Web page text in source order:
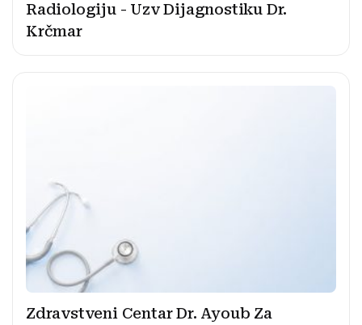
Radiologiju - Uzv Dijagnostiku Dr.
Krčmar
Zdravstveni Centar Dr. Ayoub Za